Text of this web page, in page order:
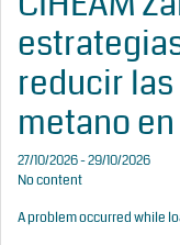
reducir
metano
27/10/2026 - 29/10/2026
No content
A problem occurred while